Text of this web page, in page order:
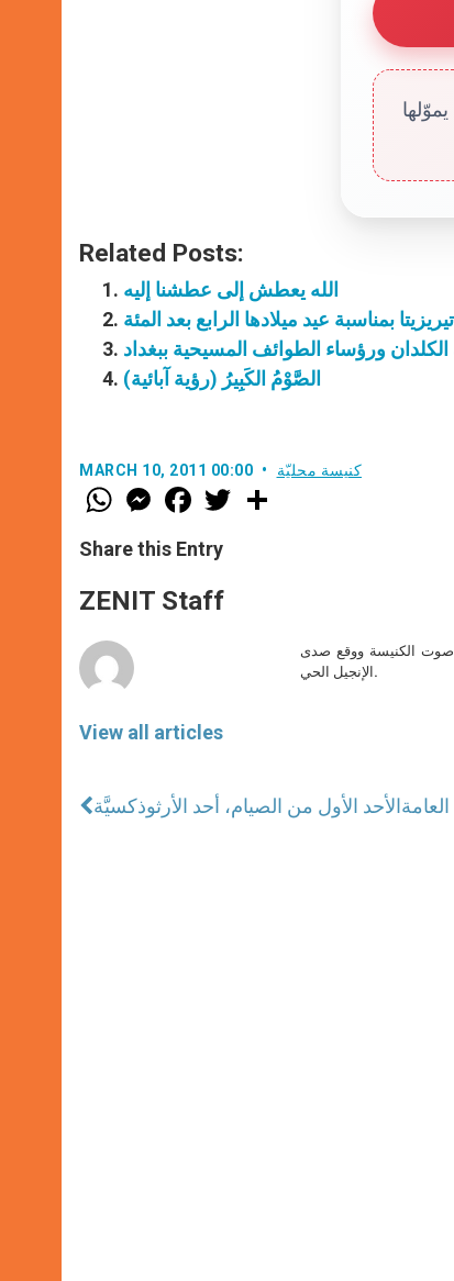
Related Posts:
الله يعطش إلى عطشنا إليه
بمناسبة عيد ميلادها الرابع بعد المئة
ورؤساء الطوائف المسيحية ببغداد
الصَّوْمُ الكَبِيرُ (رؤية آبائية)
MARCH 10, 2011 00:00 كنيسة محليّة
W
h
t
s
p
p
M
e
s
e
g
e
F
a
e
b
o
k
w
Share this Entry
ZENIT Staff
View all articles
صوت الكنيسة ووقع صدى
الإنجيل الحي.
الأحد الأول من الصيام، أحد الأرثوذكسيَّة